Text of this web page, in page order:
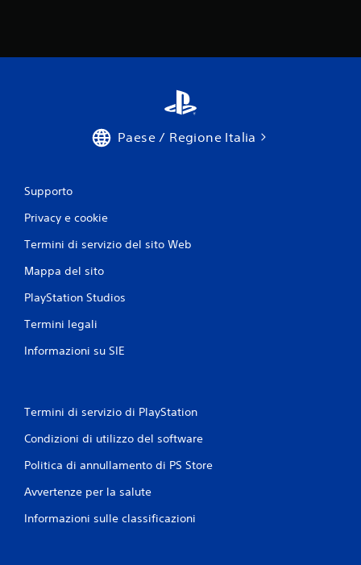
Paese / Regione Italia
Supporto
Privacy e cookie
Termini di servizio del sito Web
Mappa del sito
PlayStation Studios
Termini legali
Informazioni su SIE
Termini di servizio di PlayStation
Condizioni di utilizzo del software
Politica di annullamento di PS Store
Avvertenze per la salute
Informazioni sulle classificazioni